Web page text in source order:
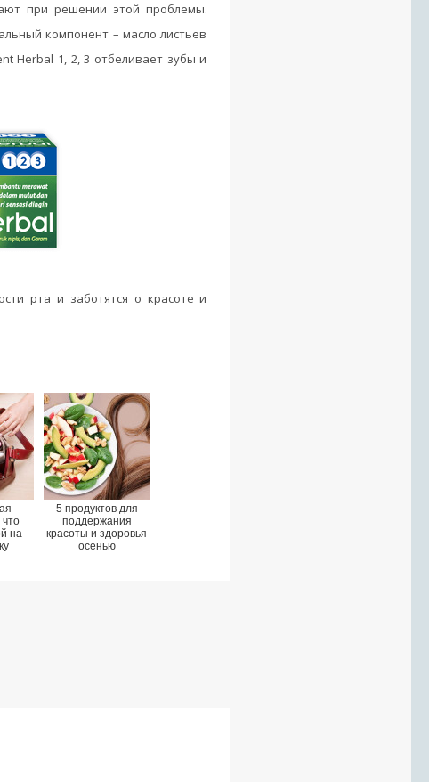
при решении этой проблемы.
компонент – масло листьев
Herbal 1, 2, 3 отбеливает зубы и
рта и заботятся о красоте и
что
на
5 продуктов для
поддержания
красоты и здоровья
осенью